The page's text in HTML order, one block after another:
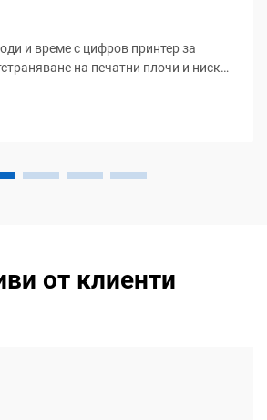
и време с цифров принтер за
на печатни плочи и ниски
от клиенти